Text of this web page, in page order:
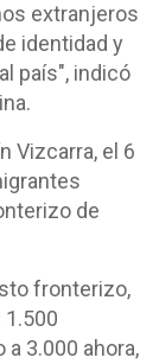
extranjeros
identidad y
país", indicó
Vizcarra, el 6
de
fronterizo,
3.000 ahora,